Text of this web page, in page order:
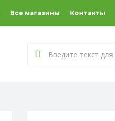
Все магазины Контакты